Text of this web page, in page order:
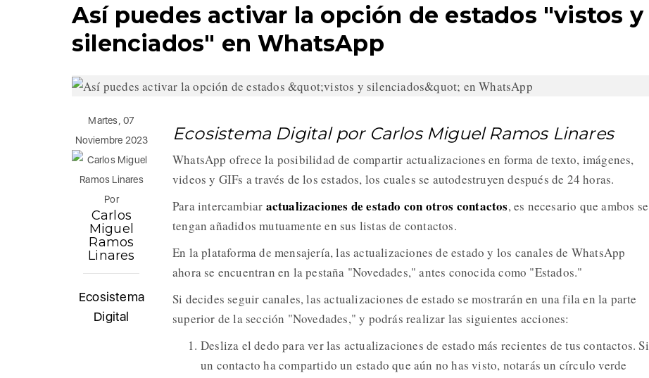
Así puedes activar la opción de estados "vistos y
silenciados" en WhatsApp
Martes, 07
Noviembre 2023
Por
Carlos
Miguel
Ramos
Linares
Ecosistema
Digital
Ecosistema Digital por Carlos Miguel Ramos Linares
WhatsApp ofrece la posibilidad de compartir actualizaciones en forma de texto, imágenes,
videos y GIFs a través de los estados, los cuales se autodestruyen después de 24 horas.
Para intercambiar actualizaciones de estado con otros contactos, es necesario que ambos se
tengan añadidos mutuamente en sus listas de contactos.
En la plataforma de mensajería, las actualizaciones de estado y los canales de WhatsApp
ahora se encuentran en la pestaña "Novedades," antes conocida como "Estados."
Si decides seguir canales, las actualizaciones de estado se mostrarán en una fila en la parte
superior de la sección "Novedades," y podrás realizar las siguientes acciones:
Desliza el dedo para ver las actualizaciones de estado más recientes de tus contactos. Si
un contacto ha compartido un estado que aún no has visto, notarás un círculo verde